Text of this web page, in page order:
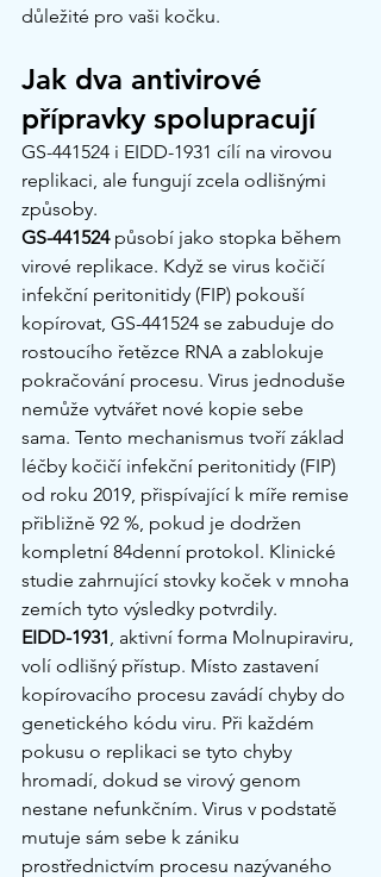
důležité pro vaši kočku.
Jak dva antivirové
přípravky spolupracují
GS-441524 i EIDD-1931 cílí na virovou
replikaci, ale fungují zcela odlišnými
způsoby.
GS-441524 působí jako stopka během
virové replikace. Když se virus kočičí
infekční peritonitidy (FIP) pokouší
kopírovat, GS-441524 se zabuduje do
rostoucího řetězce RNA a zablokuje
pokračování procesu. Virus jednoduše
nemůže vytvářet nové kopie sebe
sama. Tento mechanismus tvoří základ
léčby kočičí infekční peritonitidy (FIP)
od roku 2019, přispívající k míře remise
přibližně 92 %, pokud je dodržen
kompletní 84denní protokol. Klinické
studie zahrnující stovky koček v mnoha
zemích tyto výsledky potvrdily.
EIDD-1931 , aktivní forma Molnupiraviru,
volí odlišný přístup. Místo zastavení
kopírovacího procesu zavádí chyby do
genetického kódu viru. Při každém
pokusu o replikaci se tyto chyby
hromadí, dokud se virový genom
nestane nefunkčním. Virus v podstatě
mutuje sám sebe k zániku
prostřednictvím procesu nazývaného